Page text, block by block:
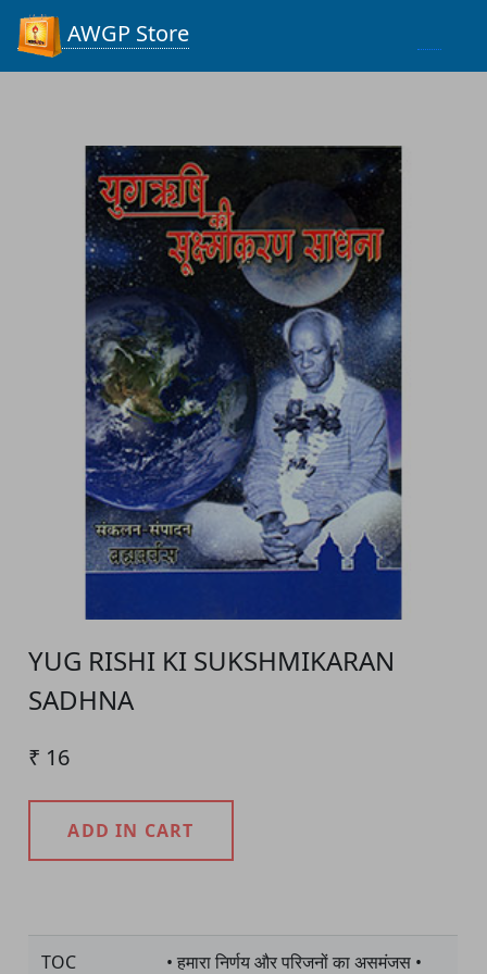
AWGP Store
YUG RISHI KI SUKSHMIKARAN
SADHNA
₹ 16
ADD IN CART
TOC • हमारा निर्णय और परिजनों का असमंजस •